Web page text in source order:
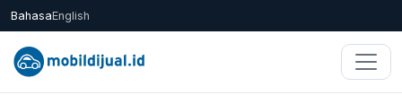
BahasaEnglish